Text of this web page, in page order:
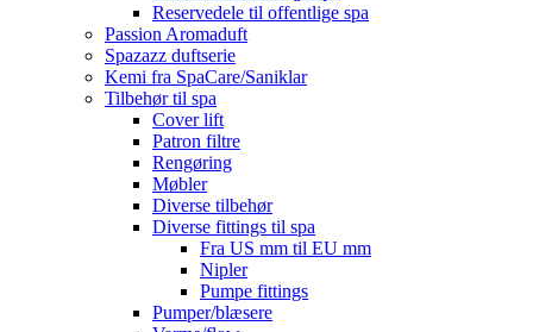
Reservedele til offentlige spa
Passion Aromaduft
Spazazz duftserie
Kemi fra SpaCare/Saniklar
Tilbehør til spa
Cover lift
Patron filtre
Rengøring
Møbler
Diverse tilbehør
Diverse fittings til spa
Fra US mm til EU mm
Nipler
Pumpe fittings
Pumper/blæsere